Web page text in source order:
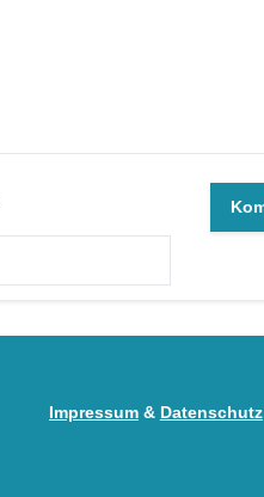
Impressum& Datenschutz